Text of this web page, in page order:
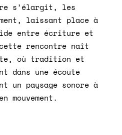
s’élargit, les
laissant place à
entre écriture et
rencontre naît
où tradition et
dans une écoute
un paysage sonore à